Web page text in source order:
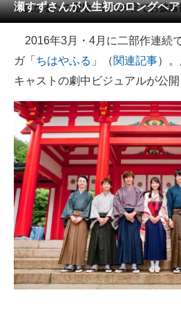
メディア
注目記事を集めた総合ページ
ITの今と未来を見通す
スマホと通信の最新トレンド
進化するPCとデバイスの未来
好きが集まる 比べて選べる
ビジネスと働き方のヒント
AI活用のいまが分かる
企業ITのトレンドを詳説
経営リーダーのコミュニティ
瀬すずさんが人生初のロングヘ
競技かるたの聖地・近江神宮でお披露
2016年3月・4月に二部作連続
ガ「 ちはやふる 」（関連記事）
キャストの劇中ビジュアルが公開